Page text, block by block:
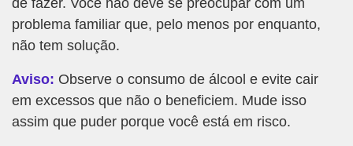
problema familiar que, pelo menos por enquanto,
não tem solução.
Aviso: Observe o consumo de álcool e evite cair
em excessos que não o beneficiem. Mude isso
assim que puder porque você está em risco.